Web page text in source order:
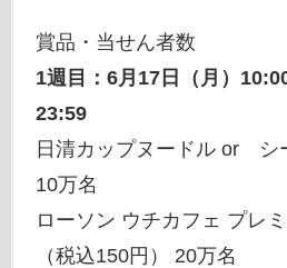
賞品・当せん者数
1週目：6月17日（月）
23:59
日清カップヌードル or
10万名
ローソン ウチカフェ プレ
（税込150円） 20万名